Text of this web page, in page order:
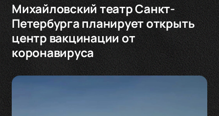
Михайловский театр Санкт-
Петербурга планирует открыть
центр вакцинации от
коронавируса